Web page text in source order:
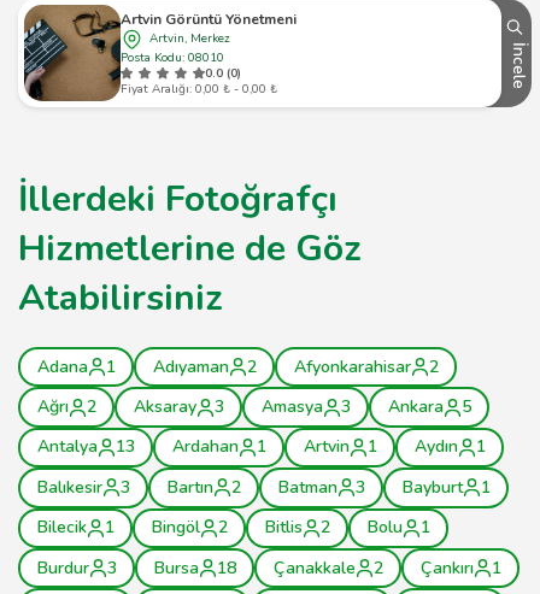
Artvin Görüntü Yönetmeni
Artvin, Merkez
Posta Kodu: 08010
0.0 (0)
Fiyat Aralığı: 0,00 ₺ - 0,00 ₺
İncele
İllerdeki Fotoğrafçı
Hizmetlerine de Göz
Atabilirsiniz
Adana 1 Adıyaman 2 Afyonkarahisar
2
Ağrı
2 Aksaray 3 Amasya 3 Ankara
5
Antalya
13 Ardahan 1 Artvin 1 Aydın
1
Balıkesir
3 Bartın 2 Batman 3 Bayburt
1
Bilecik
1 Bingöl 2 Bitlis 2 Bolu
1
Burdur
3 Bursa 18 Çanakkale 2 Çankırı 1